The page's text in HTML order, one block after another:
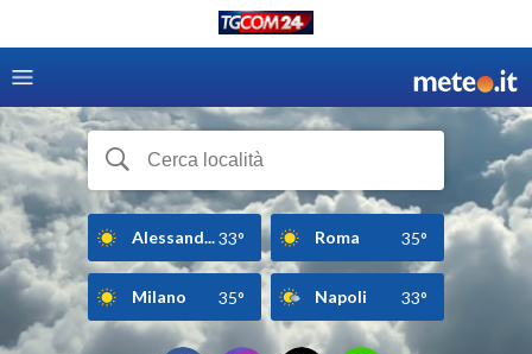
Alessand...33° Roma 35°
Milano 35° Napoli 33°